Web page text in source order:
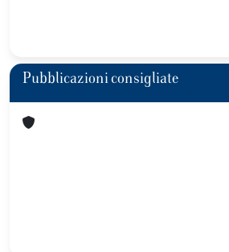
Pubblicazioni consigliate